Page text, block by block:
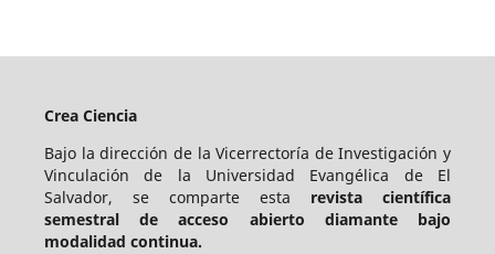
Crea Ciencia
Bajo la dirección de la Vicerrectoría de Investigación y
Vinculación de la Universidad Evangélica de El
Salvador, se comparte esta revista científica
semestral de acceso abierto diamante bajo
modalidad continua.